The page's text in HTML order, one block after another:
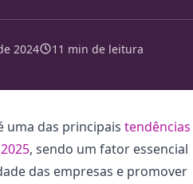
2024 11 min de leitura
uma das principais tendências
, sendo um fator essencial
das empresas e promover